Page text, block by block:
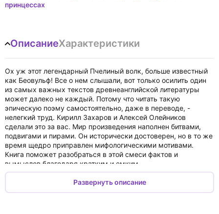
принцессах
ОписаниеХарактеристики
Ох уж этот легендарный Пчелиный волк, больше известный
как Беовульф! Все о нем слышали, вот только осилить один
из самых важных текстов древнеанглийской литературы
может далеко не каждый. Потому что читать такую
эпическую поэму самостоятельно, даже в переводе, -
нелегкий труд. Кирилл Захаров и Алексей Олейников
сделали это за вас. Мир произведения наполнен битвами,
подвигами и пирами. Он исторически достоверен, но в то же
время щедро приправлен мифологическими мотивами.
Книга поможет разобраться в этой смеси фактов и
вымыслов благодаря кратким и емким
литературоведческим комментариям. А после, проникшись
духом древнеанглийской поэмы, вы можете разыграть
сценку из жизни Беовульфа - на современный лад.
Развернуть описание